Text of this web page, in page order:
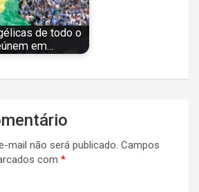
de todo o
em…
mail não será publicado. Campos
com *